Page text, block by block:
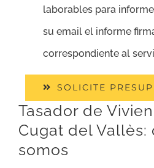
laborables para
su email el informe
correspondiente al
SOLICITE
Tasador de
Cugat del Vallès:
somos